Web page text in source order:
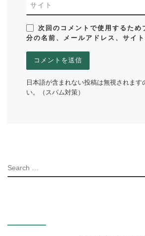
サイト
次回のコメントで使用するため
分の名前、メールアドレス、サイト
日本語が含まれない投稿は無視されます
い。（スパム対策）